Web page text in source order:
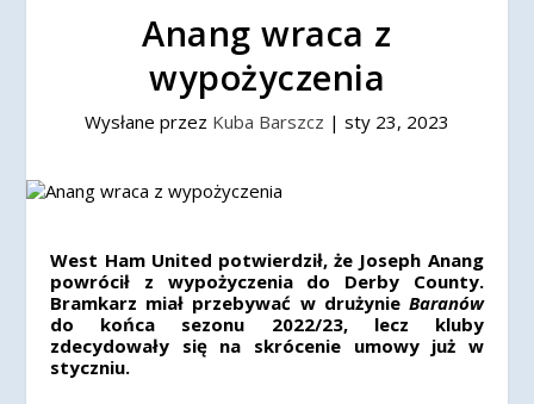
Anang wraca z
wypożyczenia
Wysłane przez Kuba Barszcz | sty 23, 2023
West Ham United potwierdził, że Joseph Anang
powrócił z wypożyczenia do Derby County.
Bramkarz miał przebywać w drużynie Baranów
do końca sezonu 2022/23, lecz kluby
zdecydowały się na skrócenie umowy już w
styczniu.